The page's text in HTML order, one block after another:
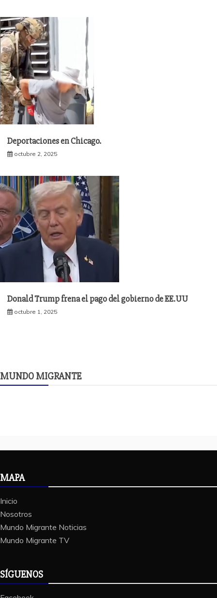
Deportaciones en Chicago.
octubre 2, 2025
Donald Trump frena el pago del gobierno de EE.UU
octubre 1, 2025
MUNDO MIGRANTE
MAPA
Inicio
Nosotros
Mundo Migrante Noticias
Mundo Migrante TV
SÍGUENOS